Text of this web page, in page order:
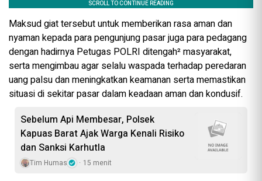
Maksud giat tersebut untuk memberikan rasa aman dan
nyaman kepada para pengunjung pasar juga para pedagang
dengan hadirnya Petugas POLRI ditengah² masyarakat,
serta mengimbau agar selalu waspada terhadap peredaran
uang palsu dan meningkatkan keamanan serta memastikan
situasi di sekitar pasar dalam keadaan aman dan kondusif.
Sebelum Api Membesar, Polsek
Kapuas Barat Ajak Warga Kenali Risiko
dan Sanksi Karhutla
Tim Humas 15 menit